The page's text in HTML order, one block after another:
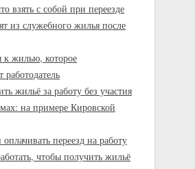
взять с собой при переезде
из служебного жилья после
к жилью, которое
работодатель
жильё за работу без участия
на примере Кировской
переезд на работу
чтобы получить жильё